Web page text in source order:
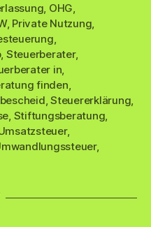
OHG
, Private Nutzung
, Steuerberater,
in
finden
,Steuererklärung
Stiftungsberatung
,
,